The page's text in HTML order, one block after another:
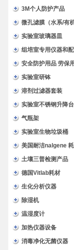
3M个人防护产品
微孔滤膜（水系/有机
实验室玻璃器皿
组培室专用仪器和
安全防护用品 劳保
实验室研钵
溶剂过滤器套装
实验室不锈钢升降台
气瓶架
实验室生物垃圾桶
美国耐洁nalgene
土壤三普检测产品
德国Vitlab耗材
生化分析仪器
除湿机
温湿度计
加热仪器设备
消毒净化无菌仪器